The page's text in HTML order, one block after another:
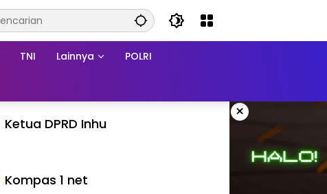
TNI Lainnya POLRI
×
Ketua DPRD Inhu
Kompas 1 net